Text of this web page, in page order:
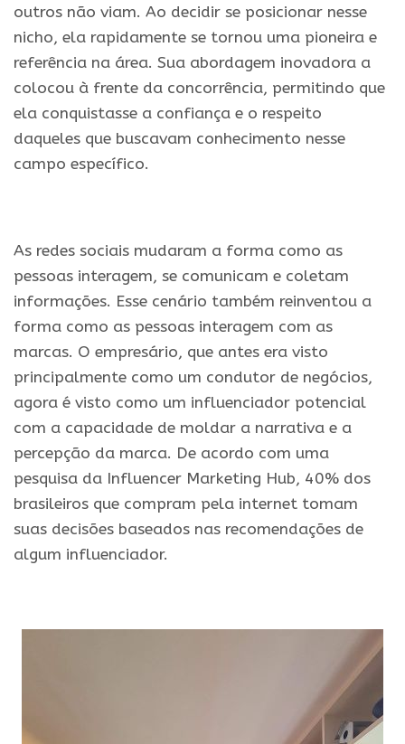
outros não viam. Ao decidir se posicionar nesse
nicho, ela rapidamente se tornou uma pioneira e
referência na área. Sua abordagem inovadora a
colocou à frente da concorrência, permitindo que
ela conquistasse a confiança e o respeito
daqueles que buscavam conhecimento nesse
campo específico.
As redes sociais mudaram a forma como as
pessoas interagem, se comunicam e coletam
informações. Esse cenário também reinventou a
forma como as pessoas interagem com as
marcas. O empresário, que antes era visto
principalmente como um condutor de negócios,
agora é visto como um influenciador potencial
com a capacidade de moldar a narrativa e a
percepção da marca. De acordo com uma
pesquisa da Influencer Marketing Hub, 40% dos
brasileiros que compram pela internet tomam
suas decisões baseados nas recomendações de
algum influenciador.